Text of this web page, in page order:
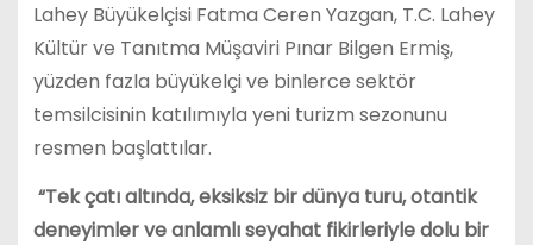
Lahey Büyükelçisi Fatma Ceren Yazgan, T.C. Lahey
Kültür ve Tanıtma Müşaviri Pınar Bilgen Ermiş,
yüzden fazla büyükelçi ve binlerce sektör
temsilcisinin katılımıyla yeni turizm sezonunu
resmen başlattılar.
“Tek çatı altında, eksiksiz bir dünya turu, otantik
deneyimler ve anlamlı seyahat fikirleriyle dolu bir